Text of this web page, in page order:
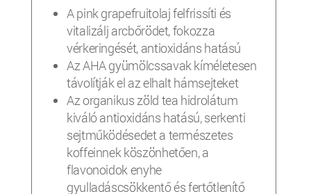
A pink grapefruitolaj felfrissíti és
vitalizálj arcbőrödet, fokozza
vérkeringését, antioxidáns hatású
Az AHA gyümölcssavak kíméletesen
távolítják el az elhalt hámsejteket
Az organikus zöld tea hidrolátum
kiváló antioxidáns hatású, serkenti
sejtműködésedet a természetes
koffeinnek köszönhetően, a
flavonoidok enyhe
gyulladáscsökkentő és fertőtlenítő